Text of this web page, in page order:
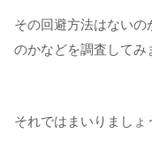
その回避方法はない
のかなどを調査してみ
それではまいりましょ